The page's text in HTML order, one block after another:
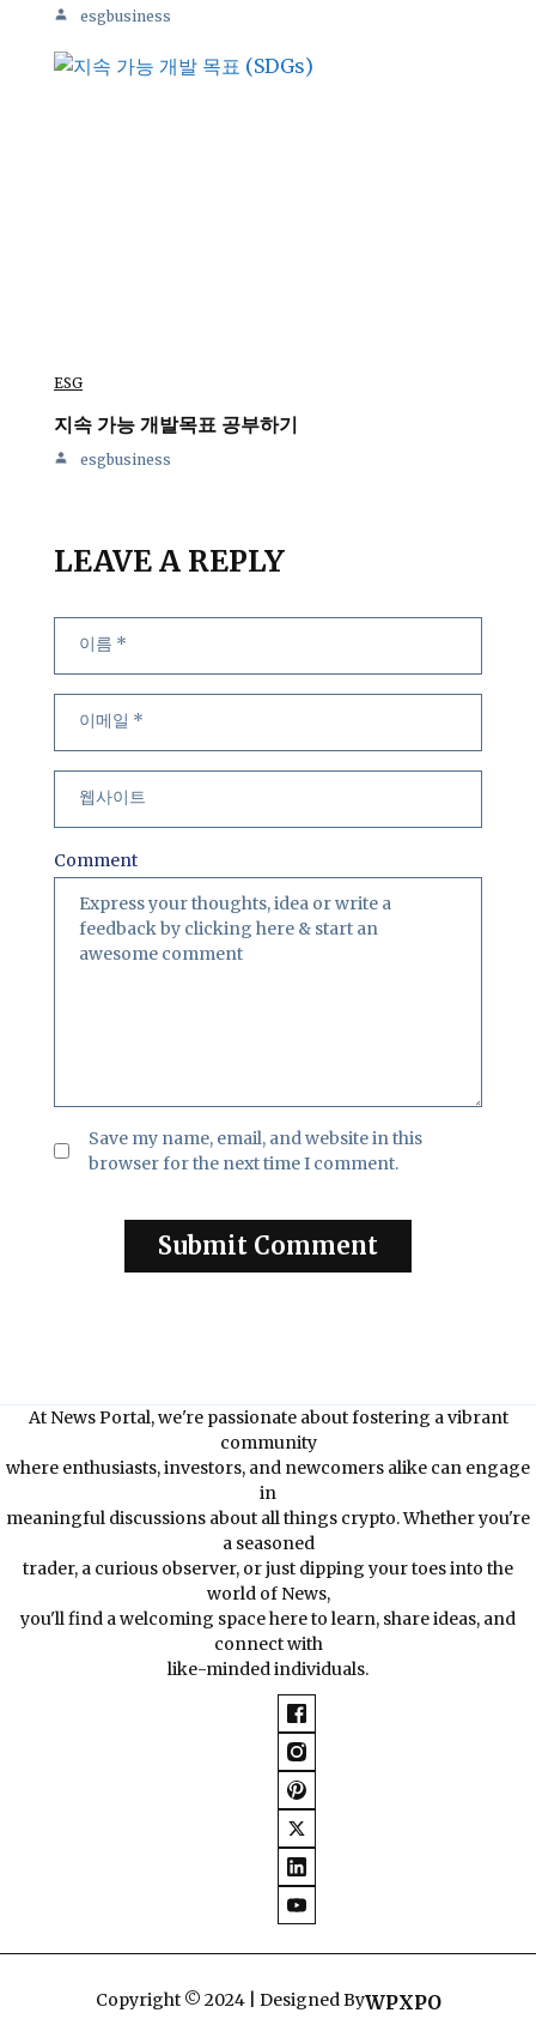
esgbusiness
ESG
지속 가능 개발목표 공부하기
esgbusiness
LEAVE A REPLY
Comment
Save my name, email, and website in this
browser for the next time I comment.
At News Portal, we're passionate about fostering a vibrant
community
where enthusiasts, investors, and newcomers alike can engage
in
meaningful discussions about all things crypto. Whether you're
a seasoned
trader, a curious observer, or just dipping your toes into the
world of News,
you'll find a welcoming space here to learn, share ideas, and
connect with
like-minded individuals.
Copyright © 2024 | Designed ByWPXPO